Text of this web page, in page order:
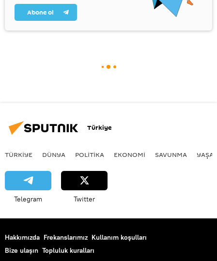
Abone ol
Türkiye
TÜRKIYE DÜNYA POLİTİKA EKONOMİ SAVUNMA
Telegram Twitter
Hakkımızda Frekanslarımız Kullanım koşulları
Bize ulaşın Topluluk kuralları